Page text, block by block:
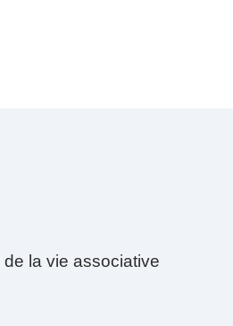
la vie associative